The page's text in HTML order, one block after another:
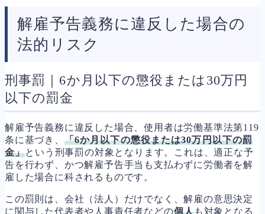
解雇予告義務に違反した場合の
法的リスク
刑事罰｜6か月以下の懲役または30万円
以下の罰金
解雇予告義務に違反した場合、使用者は労働基準法第119
条に基づき、 「6か月以下の懲役または30万円以下の罰
金」という刑事罰の対象となります。これは、適正な予
告を行わず、かつ解雇予告手当も支払わずに労働者を解
雇した場合に科されるものです。
この罰則は、会社（法人）だけでなく、解雇の意思決定
に関与した代表者や人事責任者などの個人も対象となる